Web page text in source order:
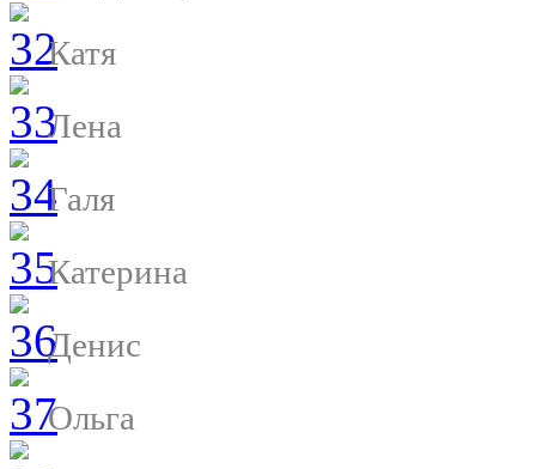
Катя
Лена
Галя
Катерина
Денис
Ольга